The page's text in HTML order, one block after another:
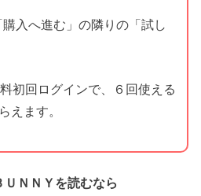
入へ進む」の隣りの「試し
初回ログインで、６回使える
えます。
ＮＮＹを読むなら